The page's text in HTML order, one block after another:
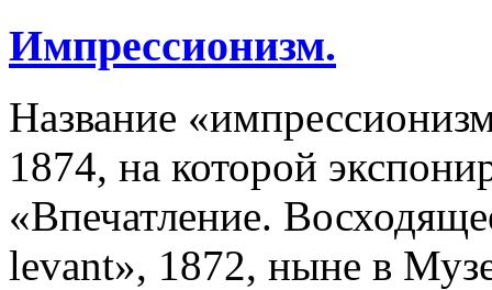
Импрессионизм.
Название
1874, на которой
«Впечатление.
levant», 1872, ныне в